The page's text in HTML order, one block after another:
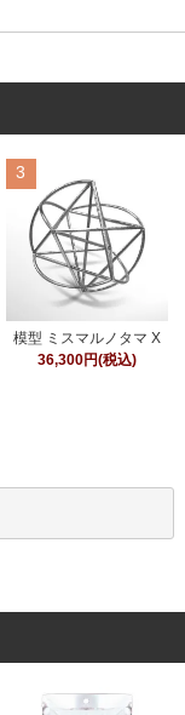
3
模型 ミスマルノタマ X
36,300円(税込)